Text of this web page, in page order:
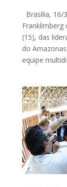
Brasília, 16/
Franklimberg
(15), das
do
equipe